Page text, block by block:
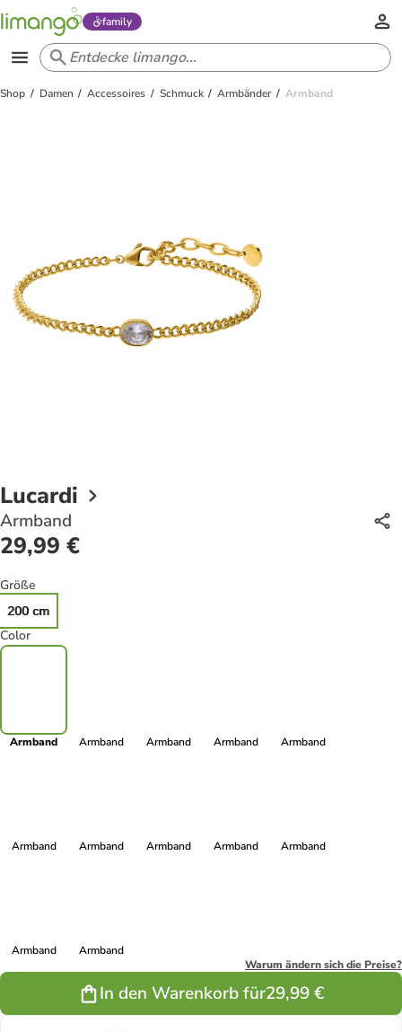
family
Shop Damen Accessoires Schmuck Armbänder Armband
Lucardi
Armband
29,99 €
Größe
200 cm
Color
Armband Armband Armband Armband Armband
Armband Armband Armband Armband Armband
Armband
Armband
Warum ändern sich die Preise?
In den Warenkorb für29,99 €